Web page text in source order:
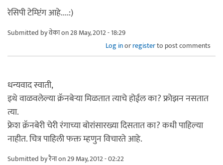
रेसिपी टेम्प्टिंग आहे....:)
Submitted byवेकाon 28 May, 2012 - 18:29
Log inorregisterto post comments
धन्यवाद स्वाती,
इथे वाळवलेल्या क्रॅनबेर्‍या मिळतात त्याचे होईल का? फ्रोझन नसतात
त्या.
फ्रेश क्रॅनबेरी चेरी रंगाच्या बोरांसारख्या दिसतात का? कधी पाहिल्या
नाहीत. चित्र पाहिली फक्त म्हणुन विचारते आहे.
Submitted byरैनाon 29 May, 2012 - 02:22